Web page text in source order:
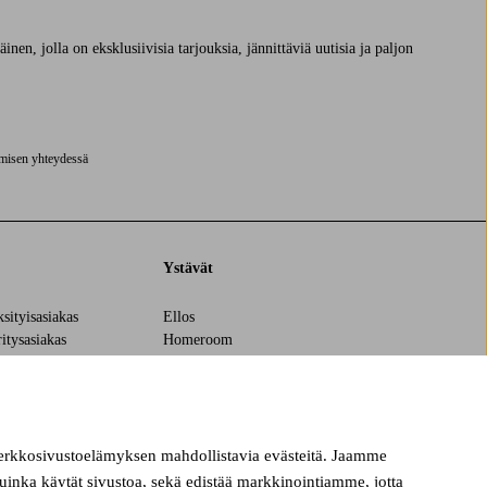
mahdollistavia evästeitä. Jaamme
käytät sivustoa, sekä edistää markkinointiamme, jotta
jolla on eksklusiivisia tarjouksia, jännittäviä uutisia ja paljon
yhteydessä
Ystävät
Ellos
Homeroom